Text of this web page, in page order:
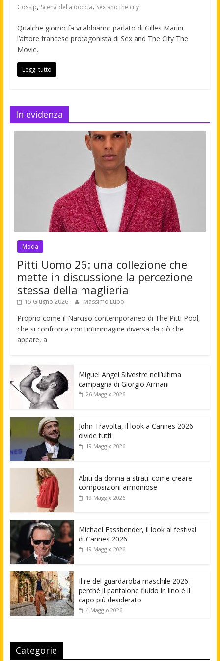
Gossip, Scena della doccia, Sex and the city
Qualche giorno fa vi abbiamo parlato di Gilles Marini,
l’attore francese protagonista di Sex and The City The
Movie.
Leggi tutto
In evidenza
Moda
Pitti Uomo 26: una collezione che
mette in discussione la percezione
stessa della maglieria
15 Giugno 2026 Massimo Lupo
Proprio come il Narciso contemporaneo di The Pitti Pool,
che si confronta con un’immagine diversa da ciò che
appare, a
Miguel Angel Silvestre nell’ultima
campagna di Giorgio Armani
26 Maggio 2026
John Travolta, il look a Cannes 2026
divide tutti
19 Maggio 2026
Abiti da donna a strati: come creare
composizioni armoniose
19 Maggio 2026
Michael Fassbender, il look al festival
di Cannes 2026
19 Maggio 2026
Il re del guardaroba maschile 2026:
perché il pantalone fluido in lino è il
capo più desiderato
4 Maggio 2026
Categorie